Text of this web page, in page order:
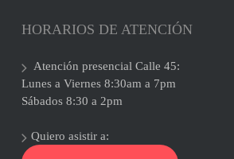
HORARIOS DE ATENCIÓN
Atención presencial Calle 45:
Lunes a Viernes 8:30am a 7pm
Sábados 8:30 a 2pm
Quiero asistir a: